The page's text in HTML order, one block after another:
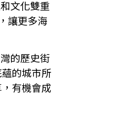
文化雙重
讓更多海
的歷史街
的城市所
有機會成